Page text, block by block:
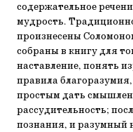
содержательное
мудрость.
произнесены
собраны в книгу для
наставление, понять
правила
простым дать
рассудительность;
познания, и разумный